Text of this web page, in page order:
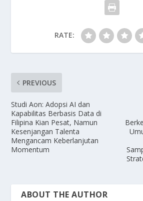
RATE:
PREVIOUS
Studi Aon: Adopsi AI dan
Kapabilitas Berbasis Data di
Filipina Kian Pesat, Namun
Kesenjangan Talenta
Mengancam Keberlanjutan
Momentum
ABOUT THE AUTHOR